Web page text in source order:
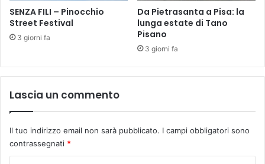
L
’
I
U
T
D
E
G
l
e
b
o
t
c
h
SENZA FILI – Pinocchio
Street Festival
3 giorni fa
Da Pietrasanta a Pisa: la
lunga estate di Tano
Pisano
3 giorni fa
Lascia un commento
Il tuo indirizzo email non sarà pubblicato. I campi obbligatori sono
contrassegnati *